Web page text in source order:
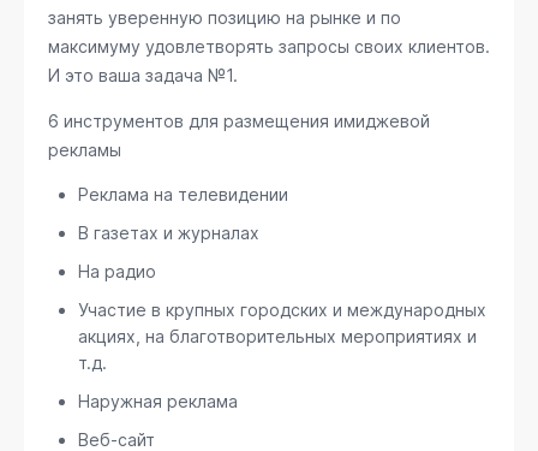
занять уверенную позицию на рынке и по
максимуму удовлетворять запросы своих клиентов.
И это ваша задача №1.
6 инструментов для размещения имиджевой
рекламы
Реклама на телевидении
В газетах и журналах
На радио
Участие в крупных городских и международных
акциях, на благотворительных мероприятиях и
т.д.
Наружная реклама
Веб-сайт